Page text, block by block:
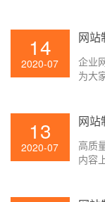
网页
报价
什么
14
2020-07
网站
企业
为大
13
2020-07
网站
高质
内容